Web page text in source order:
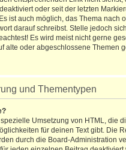
oder seit der letzten
ist auch möglich, das Thema nach
darauf schreibst. Stelle jedoch
Es wird meist nicht gerne
alte oder abgeschlossene Themen
und Thementypen
Umsetzung von HTML, die
für deinen Text gibt. Die
durch die Board-Administration